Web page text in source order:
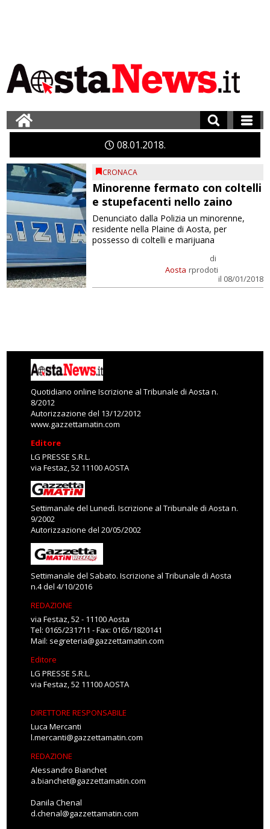
0801 2018
CRONACA
Minorenne fermato con coltelli
e stupefacenti nello zaino
Aosta
di
rprodoti
il 08/01/2018
Denunciato dalla Polizia un minorenne,
residente nella Plaine di Aosta, per
possesso di coltelli e marijuana
Quotidiano online Iscrizione al Tribunale di Aosta n.
8/2012
Autorizzazione del 13/12/2012
www.gazzettamatin.com
Editore
LG PRESSE S.R.L.
via Festaz, 52 11100 AOSTA
Settimanale del Lunedì. Iscrizione al Tribunale di Aosta n.
9/2002
Autorizzazione del 20/05/2002
Settimanale del Sabato. Iscrizione al Tribunale di Aosta
n.4 del 4/10/2016
REDAZIONE
via Festaz, 52 - 11100 Aosta
Tel: 0165/231711 - Fax: 0165/1820141
Mail: segreteria@gazzettamatin.com
Editore
LG PRESSE S.R.L.
via Festaz, 52 11100 AOSTA
DIRETTORE RESPONSABILE
Luca Mercanti
l.mercanti@gazzettamatin.com
REDAZIONE
Alessandro Bianchet
a.bianchet@gazzettamatin.com
Danila Chenal
d.chenal@gazzettamatin.com